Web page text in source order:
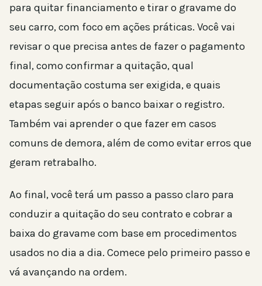
para quitar financiamento e tirar o gravame do
seu carro, com foco em ações práticas. Você vai
revisar o que precisa antes de fazer o pagamento
final, como confirmar a quitação, qual
documentação costuma ser exigida, e quais
etapas seguir após o banco baixar o registro.
Também vai aprender o que fazer em casos
comuns de demora, além de como evitar erros que
geram retrabalho.
Ao final, você terá um passo a passo claro para
conduzir a quitação do seu contrato e cobrar a
baixa do gravame com base em procedimentos
usados no dia a dia. Comece pelo primeiro passo e
vá avançando na ordem.